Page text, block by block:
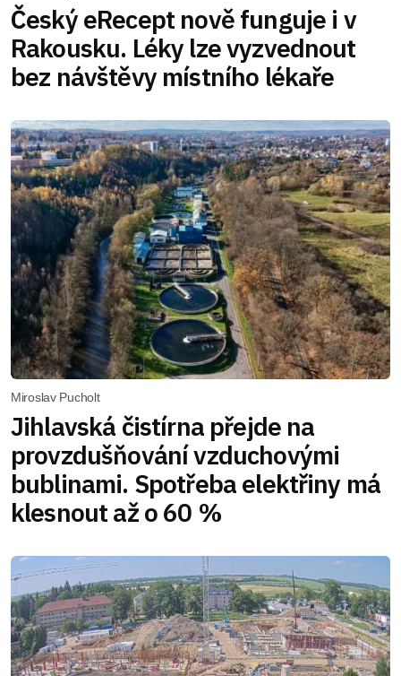
Český eRecept nově funguje i v
Rakousku. Léky lze vyzvednout
bez návštěvy místního lékaře
Miroslav Pucholt
Jihlavská čistírna přejde na
provzdušňování vzduchovými
bublinami. Spotřeba elektřiny má
klesnout až o 60 %